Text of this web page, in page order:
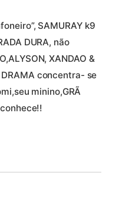
SAMURAY k9
DURA, não
XANDAO &
DRAMA concentra- se
minino,GRÃ